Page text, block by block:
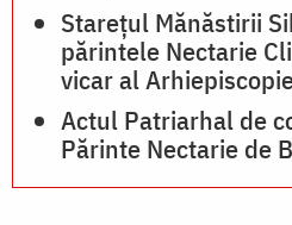
Starețul Mănăstirii
părintele Nectarie
vicar al
Actul Patriarhal de
Părinte Nectarie de